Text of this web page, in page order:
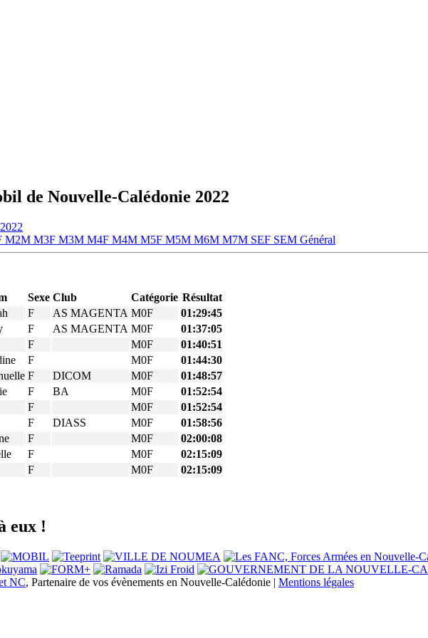
de Nouvelle-Calédonie 2022
M2M M3F M3M M4F M4M M5F M5M M6M M7M SEF SEM Général
Sexe Club Catégorie Résultat
F AS MAGENTA M0F
01:29:45
F AS MAGENTA M0F
01:37:05
F M0F
01:40:51
F M0F
01:44:30
F DICOM M0F
01:48:57
F BA M0F
01:52:54
F M0F
01:52:54
F DIASS M0F
01:58:56
F M0F
02:00:08
F M0F
02:15:09
F M0F 02:15:09
eux !
NC, Partenaire de vos évènements en Nouvelle-Calédonie | Mentions légales